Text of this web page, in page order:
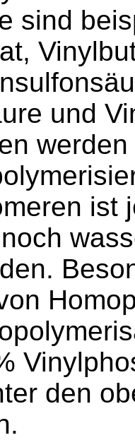
sind
und
ist
den